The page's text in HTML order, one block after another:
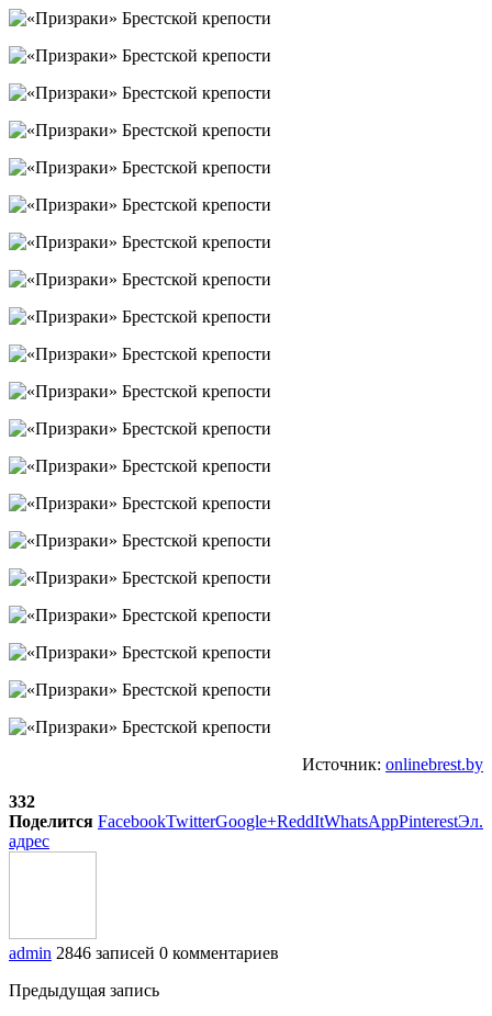
Источник: onlinebrest.by
332
Поделится FacebookTwitterGoogle+ReddItWhatsAppPinterestЭл.
адрес
admin 2846 записей 0 комментариев
Предыдущая запись